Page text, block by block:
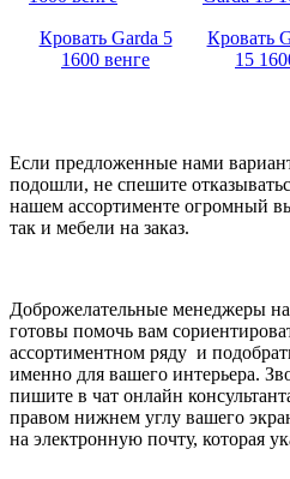
Кровать Garda 5
1600 венге
Кровать
15
Если предложенные нами
подошли, не спешите
нашем ассортименте огромный
так и мебели на заказ.
Доброжелательные менеджеры
готовы помочь вам
ассортиментном ряду и
именно для вашего интерьера.
пишите в чат онлайн
правом нижнем углу вашего
на электронную почту, которая